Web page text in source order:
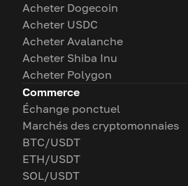
Acheter Dogecoin
Acheter USDC
Acheter Avalanche
Acheter Shiba Inu
Acheter Polygon
Commerce
Échange ponctuel
Marchés des cryptomonnaies
BTC/USDT
ETH/USDT
SOL/USDT